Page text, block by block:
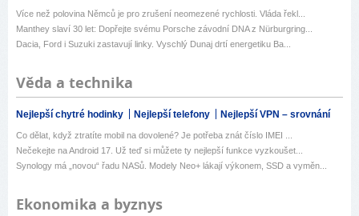
Více než polovina Němců je pro zrušení neomezené rychlosti. Vláda řekl...
Manthey slaví 30 let: Dopřejte svému Porsche závodní DNA z Nürburgring...
Dacia, Ford i Suzuki zastavují linky. Vyschlý Dunaj drtí energetiku Ba...
Věda a technika
Nejlepší chytré hodinky Nejlepší telefony Nejlepší VPN – srovnání
Co dělat, když ztratíte mobil na dovolené? Je potřeba znát číslo IMEI ...
Nečekejte na Android 17. Už teď si můžete ty nejlepší funkce vyzkoušet...
Synology má „novou“ řadu NASů. Modely Neo+ lákají výkonem, SSD a vyměn...
Ekonomika a byznys